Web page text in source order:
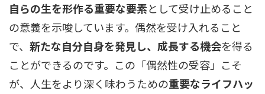
自らの生を形作る重要な要素として受け止めること
の意義を示唆しています。偶然を受け入れること
で、 新たな自分自身を発見し、成長する機会を得る
ことができるのです。この「偶然性の受容」こそ
が、人生をより深く味わうための重要なライフハッ